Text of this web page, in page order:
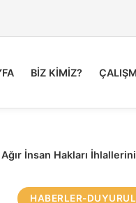
BİZ KİMİZ?
Ağır İnsan Hakları
HABERLER-